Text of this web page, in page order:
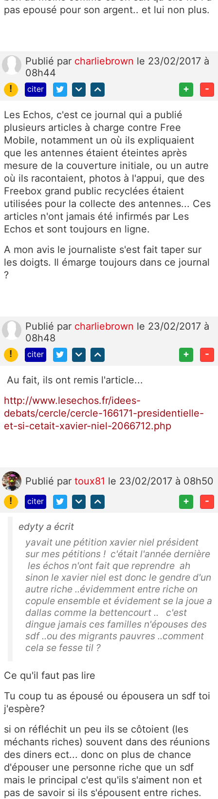
pas epousé pour son argent.. et lui non plus.
Publié par charliebrown le 23/02/2017 à
08h44
!
citer + -
Les Echos, c'est ce journal qui a publié
plusieurs articles à charge contre Free
Mobile, notamment un où ils expliquaient
que les antennes étaient éteintes après
mesure de la couverture initiale, ou un autre
où ils racontaient, photos à l'appui, que des
Freebox grand public recyclées étaient
utilisées pour la collecte des antennes... Ces
articles n'ont jamais été infirmés par Les
Echos et sont toujours en ligne.
A mon avis le journaliste s'est fait taper sur
les doigts. Il émarge toujours dans ce journal
?
Publié par charliebrown le 23/02/2017 à
08h48
!
citer + -
Au fait, ils ont remis l'article...
http://www.lesechos.fr/idees-
debats/cercle/cercle-166171-presidentielle-
et-si-cetait-xavier-niel-2066712.php
Publié par toux81 le 23/02/2017 à 08h50
!
citer + -
edyty a écrit
yavait une pétition xavier niel président
sur mes pétitions ! c'était l'année dernière
les échos n'ont fait que reprendre ah
sinon le xavier niel est donc le gendre d'un
autre riche ..évidemment entre riche on
copule ensemble et évidement se la joue a
dallas comme la bettencourt .. c'est
dingue jamais ces familles n'épouses des
sdf ..ou des migrants pauvres ..comment
cela se fesse til ?
Ce qu'il faut pas lire
Tu coup tu as épousé ou épousera un sdf toi
j'espère?
si on réfléchit un peu ils se côtoient (les
méchants riches) souvent dans des réunions
des diners ect... donc on plus de chance
d'épouser une personne riche que un sdf
mais le principal c'est qu'ils s'aiment non et
pas de savoir si ils s'épousent entre riches.